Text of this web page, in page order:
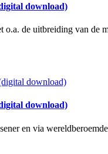
download)
o.a. de uitbreiding van de
download)
en via